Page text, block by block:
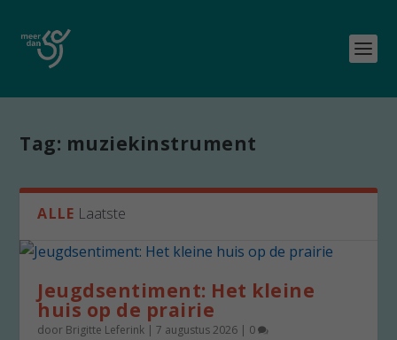
Tag: muziekinstrument
ALLE Laatste
Jeugdsentiment: Het kleine
huis op de prairie
door Brigitte Leferink |7 augustus 2026 | 0